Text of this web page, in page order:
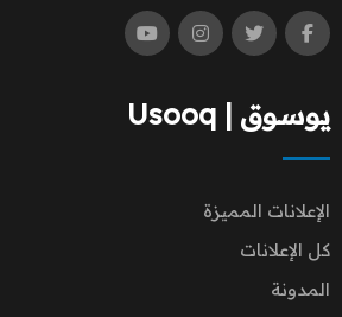
يوسوق | Usooq
الإعلانات المميزة
كل الإعلانات
المدونة